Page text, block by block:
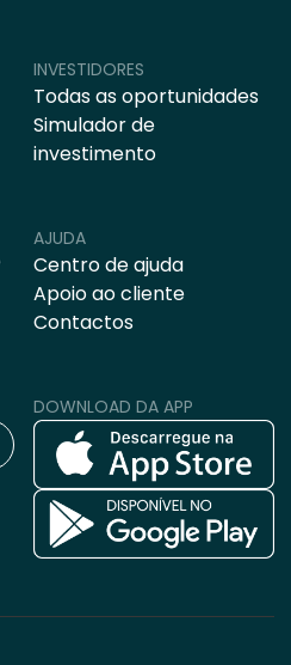
AJUDA
Centro de ajuda
Apoio ao cliente
Contactos
INVESTIDORES
Todas as oportunidades
Simulador de
investimento
DOWNLOAD DA APP